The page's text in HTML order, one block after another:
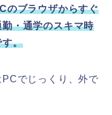
のブラウザからすぐ
・通学のスキマ時
す。
でじっくり、外で